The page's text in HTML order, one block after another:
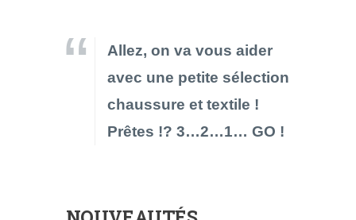
Allez, on va vous aider
avec une petite sélection
chaussure et textile !
Prêtes !? 3…2…1… GO !